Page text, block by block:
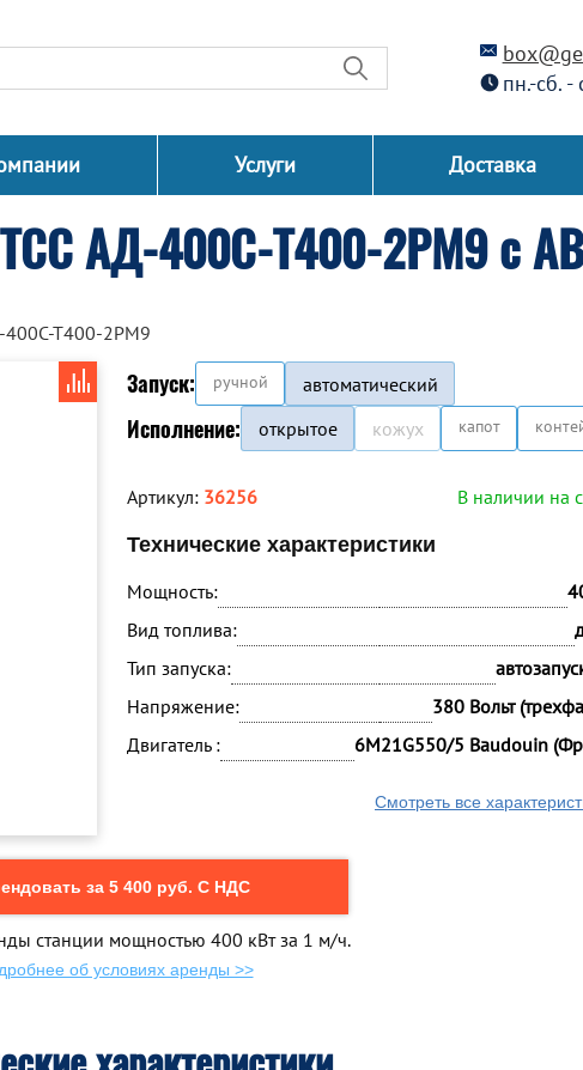
пн.-сб.
Услуги Доставка
ТСС АД-400С-Т400-2РМ9 с
400С-Т400-2РМ9
Запуск: ручной автоматический
Исполнение: открытое кожух капот
Артикул: 36256
В наличии на
Технические характеристики
Мощность:
Вид топлива:
Тип запуска:
Напряжение:
380 Вольт
Двигатель :
6M21G550/5 Baudouin
Смотреть все
за 5 400 руб. С НДС
станции мощностью 400 кВт за 1 м/ч.
об условиях аренды >>